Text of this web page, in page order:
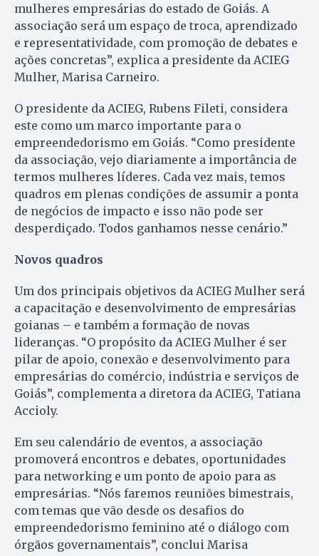
mulheres empresárias do estado de Goiás. A
associação será um espaço de troca, aprendizado
e representatividade, com promoção de debates e
ações concretas”, explica a presidente da ACIEG
Mulher, Marisa Carneiro.
O presidente da ACIEG, Rubens Fileti, considera
este como um marco importante para o
empreendedorismo em Goiás. “Como presidente
da associação, vejo diariamente a importância de
termos mulheres líderes. Cada vez mais, temos
quadros em plenas condições de assumir a ponta
de negócios de impacto e isso não pode ser
desperdiçado. Todos ganhamos nesse cenário.”
Novos quadros
Um dos principais objetivos da ACIEG Mulher será
a capacitação e desenvolvimento de empresárias
goianas – e também a formação de novas
lideranças. “O propósito da ACIEG Mulher é ser
pilar de apoio, conexão e desenvolvimento para
empresárias do comércio, indústria e serviços de
Goiás”, complementa a diretora da ACIEG, Tatiana
Accioly.
Em seu calendário de eventos, a associação
promoverá encontros e debates, oportunidades
para networking e um ponto de apoio para as
empresárias. “Nós faremos reuniões bimestrais,
com temas que vão desde os desafios do
empreendedorismo feminino até o diálogo com
órgãos governamentais”, conclui Marisa